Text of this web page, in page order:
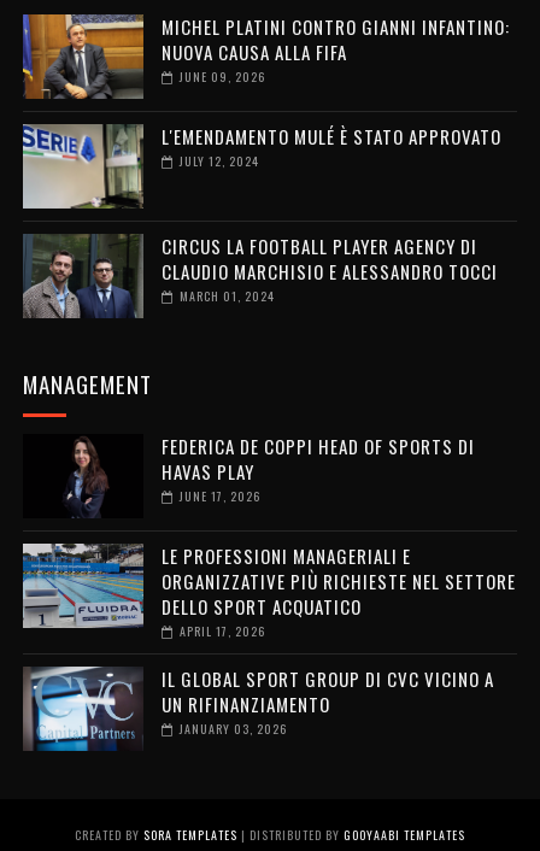
MICHEL PLATINI CONTRO GIANNI INFANTINO:
NUOVA CAUSA ALLA FIFA
JUNE 09, 2026
L'EMENDAMENTO MULÉ È STATO APPROVATO
JULY 12, 2024
CIRCUS LA FOOTBALL PLAYER AGENCY DI
CLAUDIO MARCHISIO E ALESSANDRO TOCCI
MARCH 01, 2024
MANAGEMENT
FEDERICA DE COPPI HEAD OF SPORTS DI
HAVAS PLAY
JUNE 17, 2026
LE PROFESSIONI MANAGERIALI E
ORGANIZZATIVE PIÙ RICHIESTE NEL SETTORE
DELLO SPORT ACQUATICO
APRIL 17, 2026
IL GLOBAL SPORT GROUP DI CVC VICINO A
UN RIFINANZIAMENTO
JANUARY 03, 2026
CREATED BY SORA TEMPLATES | DISTRIBUTED BY GOOYAABI TEMPLATES